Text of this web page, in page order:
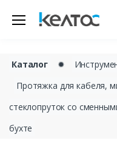
Каталог ✹
Протяжка для кабеля,
стеклопруток со
бухте